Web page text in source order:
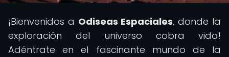
¡Bienvenidos a Odiseas Espaciales, donde la
exploración del universo cobra vida!
Adéntrate en el fascinante mundo de la